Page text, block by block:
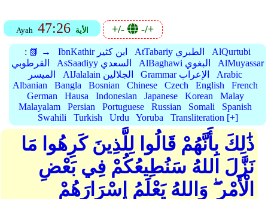
Ayah 47:26 الأية +/- -/+
: 📗 → IbnKathir ابن كثير AtTabariy الطبري
AlQurtubi
القرطوبي
AsSaadiyy السعدي AlBaghawi البغوي
AlMuyassar
الميسر
AlJalalain الجلالين Grammar الإعراب
Arabic
Albanian
Bangla Bosnian Chinese Czech English
French
German
Hausa Indonesian Japanese Korean
Malay
Malayalam
Persian Portuguese Russian Somali
Spanish
Swahili
Turkish Urdu Yoruba Transliteration [+]
ذَٰلِكَ بِأَنَّهُمْ قَالُوا لِلَّذِينَ كَرِهُوا مَا
نَزَّلَ اللهُ سَنُطِيعُكُمْ فِي بَعْضِ
الْأَمْرِ ۖ وَاللهُ يَعْلَمُ إِسْرَارَهُمْ